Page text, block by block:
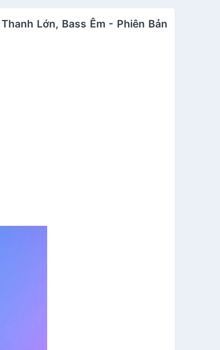
Lớn, Bass Êm - Phiên Bản